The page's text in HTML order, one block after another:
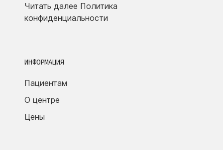
Читать далее Политика
конфиденциальности
ИНФОРМАЦИЯ
Пациентам
О центре
Цены